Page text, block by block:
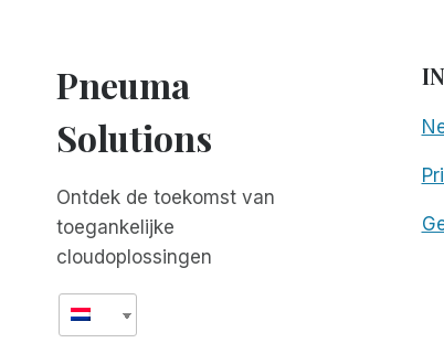
Pneuma
Solutions
Ontdek de toekomst van
toegankelijke
cloudoplossingen